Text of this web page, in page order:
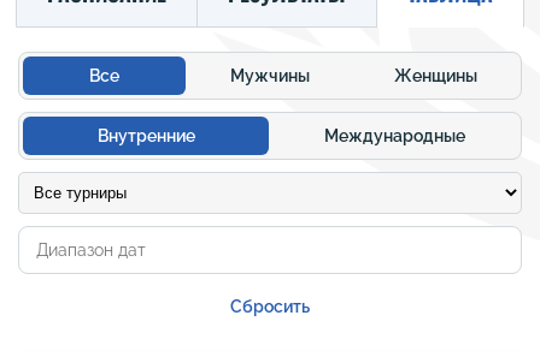
Все Мужчины Женщины
Внутренние Международные
Сбросить